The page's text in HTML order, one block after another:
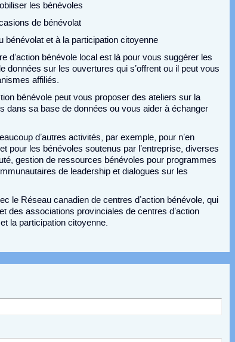
les bénévoles
de bénévolat
bénévolat et à la participation citoyenne
d’action bénévole local est là pour vous suggérer les
données sur les ouvertures qui s’offrent ou il peut vous
affiliés.
bénévole peut vous proposer des ateliers sur la
dans sa base de données ou vous aider à échanger
d’autres activités, par exemple, pour n’en
pour les bénévoles soutenus par l’entreprise, diverses
gestion de ressources bénévoles pour programmes
de leadership et dialogues sur les
le Réseau canadien de centres d’action bénévole, qui
des associations provinciales de centres d’action
la participation citoyenne.